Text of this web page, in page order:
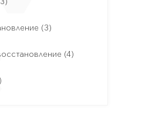
(3)
(4)